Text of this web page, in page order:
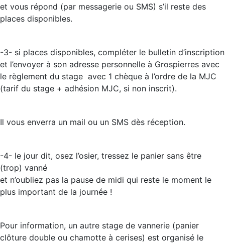
et vous répond (par messagerie ou SMS) s’il reste des
places disponibles.
-3- si places disponibles, compléter le bulletin d’inscription
et l’envoyer à son adresse personnelle à Grospierres avec
le règlement du stage avec 1 chèque à l’ordre de la MJC
(tarif du stage + adhésion MJC, si non inscrit).
Il vous enverra un mail ou un SMS dès réception.
-4- le jour dit, osez l’osier, tressez le panier sans être
(trop) vanné
et n’oubliez pas la pause de midi qui reste le moment le
plus important de la journée !
Pour information, un autre stage de vannerie (panier
clôture double ou chamotte à cerises) est organisé le